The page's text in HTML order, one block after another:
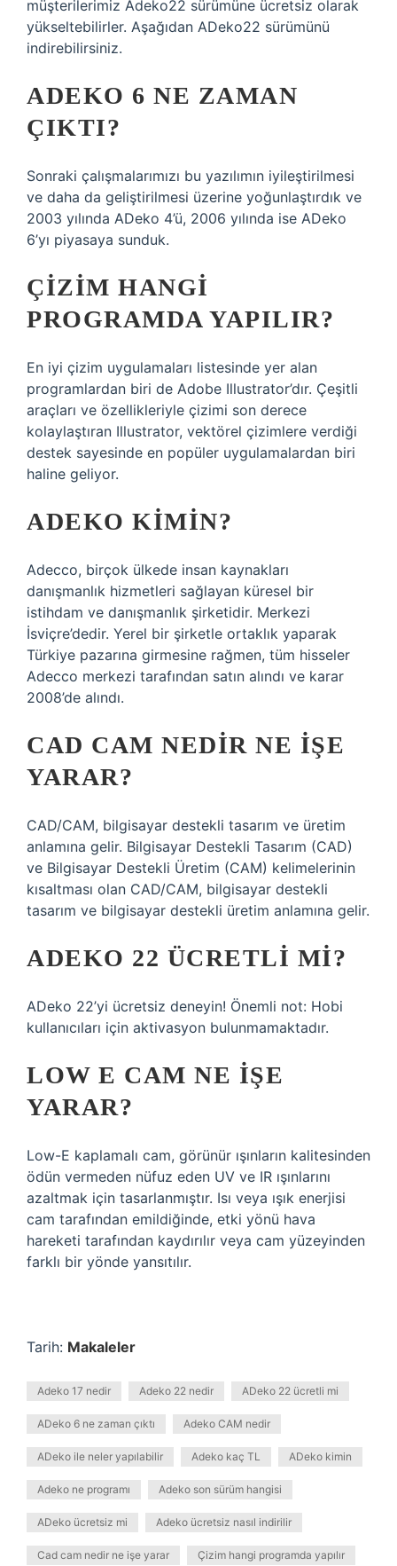
müşterilerimiz Adeko22 sürümüne ücretsiz olarak
yükseltebilirler. Aşağıdan ADeko22 sürümünü
indirebilirsiniz.
ADEKO 6 NE ZAMAN
ÇIKTI?
Sonraki çalışmalarımızı bu yazılımın iyileştirilmesi
ve daha da geliştirilmesi üzerine yoğunlaştırdık ve
2003 yılında ADeko 4’ü, 2006 yılında ise ADeko
6’yı piyasaya sunduk.
ÇIZIM HANGI
PROGRAMDA YAPILIR?
En iyi çizim uygulamaları listesinde yer alan
programlardan biri de Adobe Illustrator’dır. Çeşitli
araçları ve özellikleriyle çizimi son derece
kolaylaştıran Illustrator, vektörel çizimlere verdiği
destek sayesinde en popüler uygulamalardan biri
haline geliyor.
ADEKO KIMIN?
Adecco, birçok ülkede insan kaynakları
danışmanlık hizmetleri sağlayan küresel bir
istihdam ve danışmanlık şirketidir. Merkezi
İsviçre’dedir. Yerel bir şirketle ortaklık yaparak
Türkiye pazarına girmesine rağmen, tüm hisseler
Adecco merkezi tarafından satın alındı ​​ve karar
2008’de alındı.
CAD CAM NEDIR NE IŞE
YARAR?
CAD/CAM, bilgisayar destekli tasarım ve üretim
anlamına gelir. Bilgisayar Destekli Tasarım (CAD)
ve Bilgisayar Destekli Üretim (CAM) kelimelerinin
kısaltması olan CAD/CAM, bilgisayar destekli
tasarım ve bilgisayar destekli üretim anlamına gelir.
ADEKO 22 ÜCRETLI MI?
ADeko 22’yi ücretsiz deneyin! Önemli not: Hobi
kullanıcıları için aktivasyon bulunmamaktadır.
LOW E CAM NE IŞE
YARAR?
Low-E kaplamalı cam, görünür ışınların kalitesinden
ödün vermeden nüfuz eden UV ve IR ışınlarını
azaltmak için tasarlanmıştır. Isı veya ışık enerjisi
cam tarafından emildiğinde, etki yönü hava
hareketi tarafından kaydırılır veya cam yüzeyinden
farklı bir yönde yansıtılır.
Tarih: Makaleler
Adeko 17 nedir Adeko 22 nedir ADeko 22 ücretli mi
ADeko 6 ne zaman çıktı Adeko CAM nedir
ADeko ile neler yapılabilir Adeko kaç TL ADeko kimin
Adeko ne programı Adeko son sürüm hangisi
ADeko ücretsiz mi Adeko ücretsiz nasıl indirilir
Cad cam nedir ne işe yarar Çizim hangi programda yapılır